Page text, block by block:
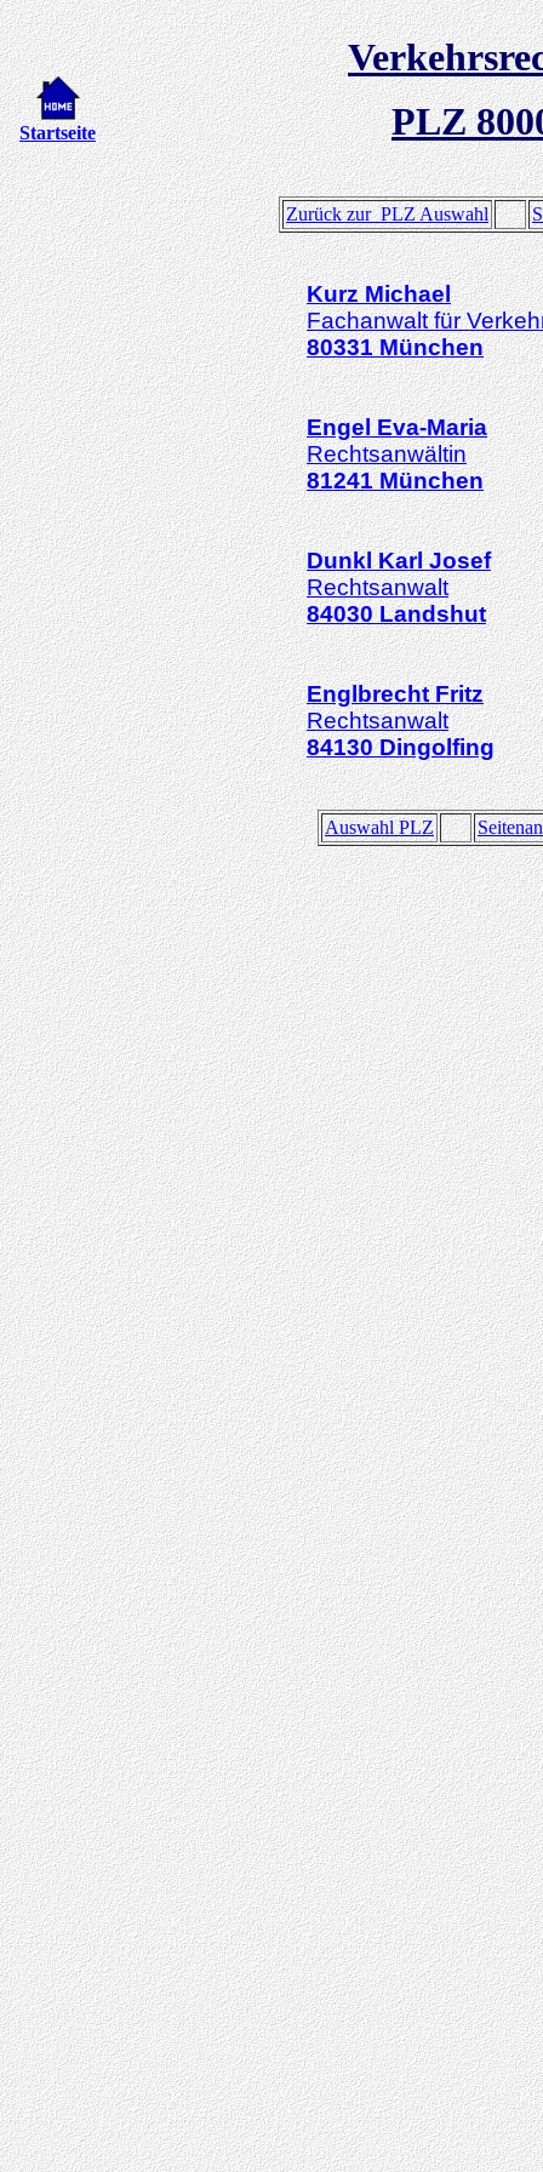
Startseite
PLZ
Zurück zur PLZ Auswahl
Kurz Michael
Fachanwalt für
80331 München
Engel Eva-Maria
Rechtsanwältin
81241 München
Dunkl Karl Josef
Rechtsanwalt
84030 Landshut
Englbrecht Fritz
Rechtsanwalt
84130 Dingolfing
Auswahl PLZ